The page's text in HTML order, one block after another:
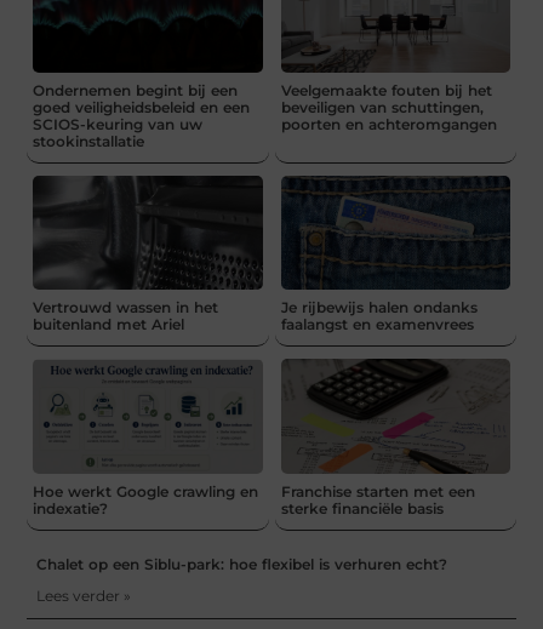
Ondernemen begint bij een
goed veiligheidsbeleid en een
SCIOS-keuring van uw
stookinstallatie
Veelgemaakte fouten bij het
beveiligen van schuttingen,
poorten en achteromgangen
Vertrouwd wassen in het
buitenland met Ariel
Je rijbewijs halen ondanks
faalangst en examenvrees
Hoe werkt Google crawling en
indexatie?
Franchise starten met een
sterke financiële basis
Chalet op een Siblu-park: hoe flexibel is verhuren echt?
Lees verder »